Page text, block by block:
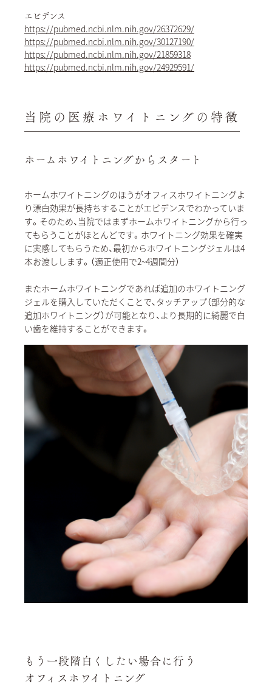
エビデンス
https://pubmed.ncbi.nlm.nih.gov/26372629/
https://pubmed.ncbi.nlm.nih.gov/30127190/
https://pubmed.ncbi.nlm.nih.gov/21859318
https://pubmed.ncbi.nlm.nih.gov/24929591/
当院の医療ホワイトニングの特徴
ホームホワイトニングからスタート
ホームホワイトニングのほうがオフィスホワイトニングよ
り漂白効果が長持ちすることがエビデンスでわかっていま
す。そのため、当院ではまずホームホワイトニングから行っ
てもらうことがほとんどです。ホワイトニング効果を確実
に実感してもらうため、最初からホワイトニングジェルは4
本お渡しします。（適正使用で2~4週間分）
またホームホワイトニングであれば追加のホワイトニング
ジェルを購入していただくことで、タッチアップ（部分的な
追加ホワイトニング）が可能となり、より長期的に綺麗で白
い歯を維持することができます。
もう一段階白くしたい場合に行う
オフィスホワイトニング